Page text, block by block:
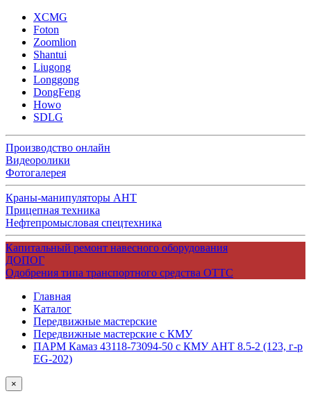
XCMG
Foton
Zoomlion
Shantui
Liugong
Longgong
DongFeng
Howo
SDLG
Производство онлайн
Видеоролики
Фотогалерея
Краны-манипуляторы АНТ
Прицепная техника
Нефтепромысловая спецтехника
Капитальный ремонт навесного оборудования
ДОПОГ
Одобрения типа транспортного средства ОТТС
Главная
Каталог
Передвижные мастерские
Передвижные мастерские с КМУ
ПАРМ Камаз 43118-73094-50 с КМУ АНТ 8.5-2 (123, г-р
EG-202)
×